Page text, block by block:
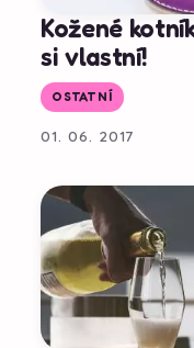
Kožené
si vlastní!
OSTATNÍ
01. 06. 2017